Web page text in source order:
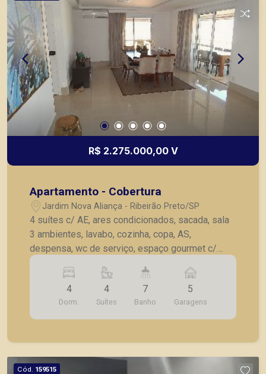
R$ 2.275.000,00 V
Apartamento - Cobertura
Jardim Nova Aliança - Ribeirão Preto/SP
4 suítes c/ AE, ares condicionados, sacada, sala
3 ambientes, lavabo, cozinha, copa, AS,
despensa, wc de serviço, espaço gourmet c/
piscina e wc, 5 vagas de garagem.
4
Dorm.
4
Suítes
7
Banho
5
Garagens
Cód. 159515